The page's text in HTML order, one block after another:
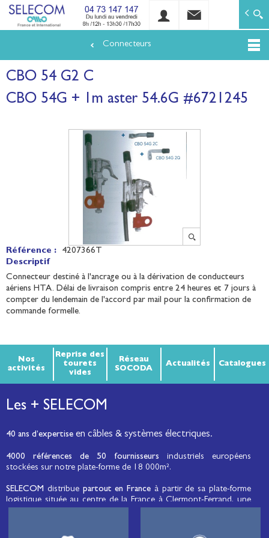
au
contenu
SELECOM
Matériels de réseaux électriques basse tension et
Connecteurs
CBO 54 G2 C
CBO 54G + 1m aster 54.6G #6721245
Référence :
4207366T
Descriptif
Connecteur destiné à l'ancrage ou à la dérivation de conducteurs
aériens HTA. Délai de livraison compris entre 24 heures et 7 jours à
compter du lendemain de l'accord par mail pour la confirmation de
commande formelle.
Nos
activités
Reprise des
tourets
vides
Réseau
SOCODA
Actualités Catalogues
Les + SELECOM
40 ans d’expertise en câbles & systèmes électriques.
4000 références de 50 fournisseurs industriels européens
stockées sur notre plate-forme de 18 000m².
SELECOM distribue partout en France à partir de sa plate-forme
logistique située au centre de la France à Clermont-Ferrand, une
, de matériel